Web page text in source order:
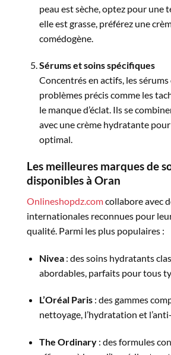
peau est sèche, optez pour une
elle est grasse, préférez une
comédogène.
Sérums et soins spécifiques
Concentrés en actifs, les
problèmes précis comme les
le manque d’éclat. Ils se
avec une crème hydratante
optimal.
Les meilleures marques de
disponibles à Oran
Onlineshopdz.comcollabore avec
internationales reconnues pour
qualité. Parmi les plus populaires :
Nivea: des soins hydratants
abordables, parfaits pour tous
L’Oréal Paris: des gammes
nettoyage, l’hydratation et
The Ordinary: des formules